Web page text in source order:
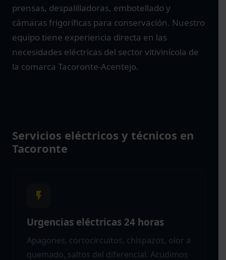
prensas, despalilladoras, embotellado y
cámaras frigoríficas para conservación. Nuestro
equipo tiene experiencia directa en las
necesidades eléctricas del sector vitivinícola de
la comarca Tacoronte-Acentejo.
Servicios eléctricos y técnicos en
Tacoronte
Urgencias eléctricas 24 horas
Apagones, cortocircuitos, chispazos, olor a
quemado, saltos del diferencial. Acudimos